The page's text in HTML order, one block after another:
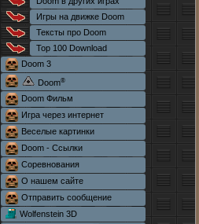
Игры на движке Doom
Тексты про Doom
Top 100 Download
Doom 3
Doom®
Doom Фильм
Игра через интернет
Веселые картинки
Doom - Ссылки
Соревнования
О нашем сайте
Отправить сообщение
Wolfenstein 3D